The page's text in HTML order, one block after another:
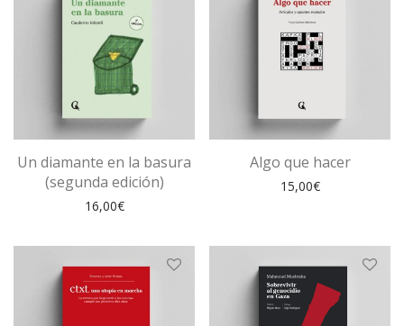
Un diamante en la basura
(segunda edición)
16,00€
Algo que hacer
15,00€